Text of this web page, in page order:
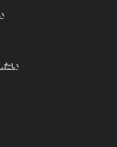
たい